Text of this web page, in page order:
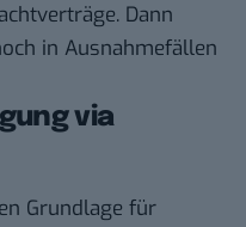
Dann
in Ausnahmefällen
via
Grundlage für